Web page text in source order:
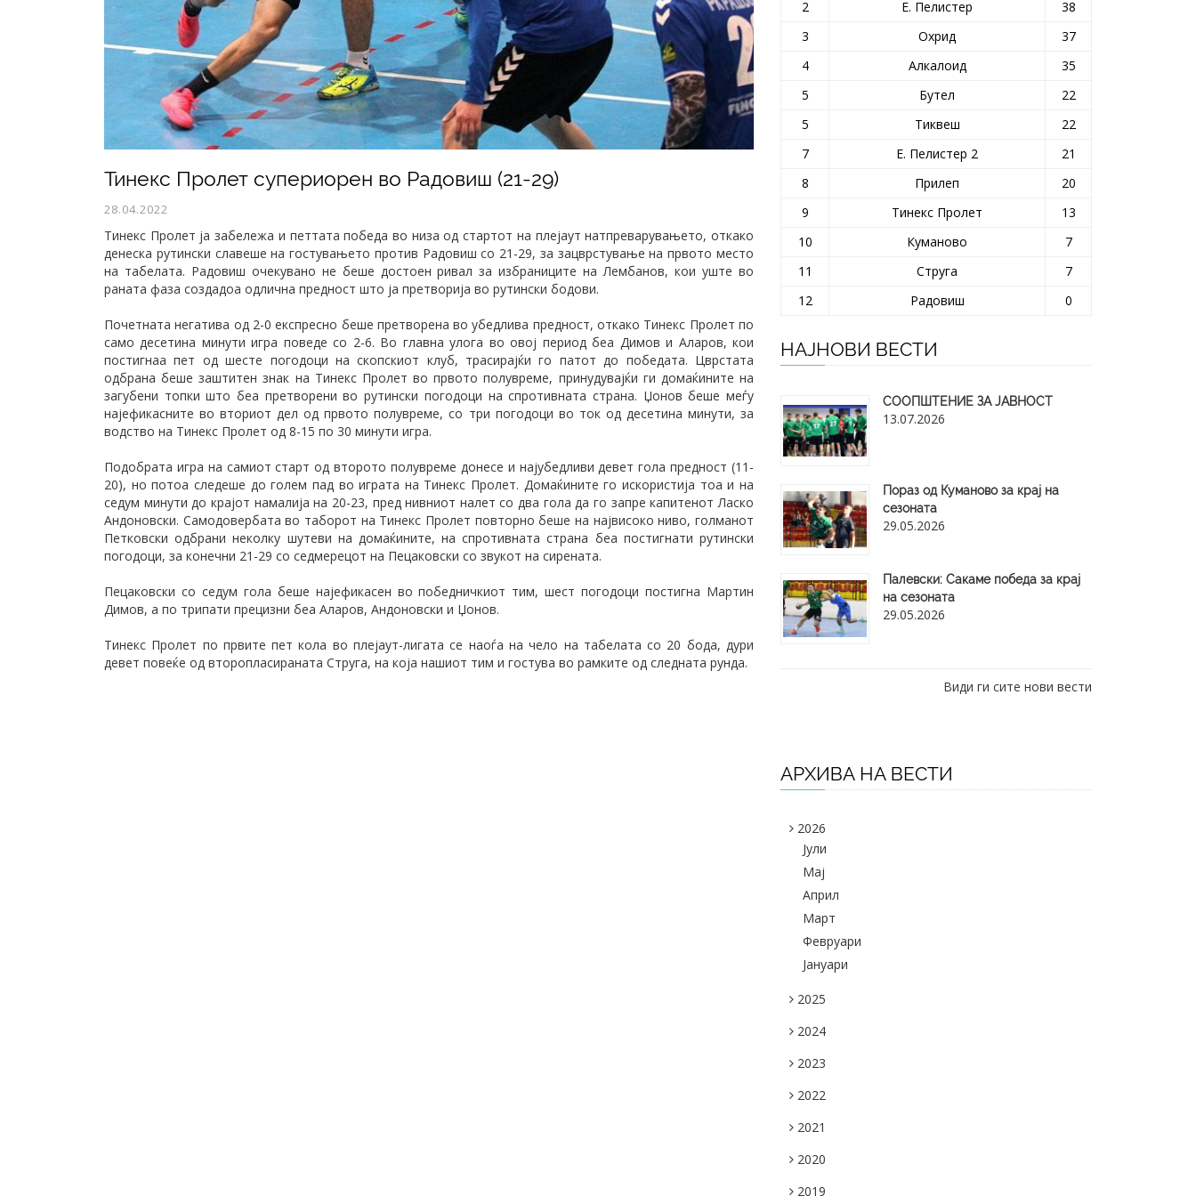
Тинекс Пролет супериорен во Радовиш (21-29)
28.04.2022
Тинекс Пролет ја забележа и петтата победа во низа од стартот на плејаут натпреварувањето, откако
денеска рутински славеше на гостувањето против Радовиш со 21-29, за зацврстување на првото место
на табелата. Радовиш очекувано не беше достоен ривал за избраниците на Лембанов, кои уште во
раната фаза создадоа одлична предност што ја претворија во рутински бодови.
Почетната негатива од 2-0 експресно беше претворена во убедлива предност, откако Тинекс Пролет по
само десетина минути игра поведе со 2-6. Во главна улога во овој период беа Димов и Аларов, кои
постигнаа пет од шесте погодоци на скопскиот клуб, трасирајќи го патот до победата. Цврстата
одбрана беше заштитен знак на Тинекс Пролет во првото полувреме, принудувајќи ги домаќините на
загубени топки што беа претворени во рутински погодоци на спротивната страна. Џонов беше меѓу
најефикасните во вториот дел од првото полувреме, со три погодоци во ток од десетина минути, за
водство на Тинекс Пролет од 8-15 по 30 минути игра.
Подобрата игра на самиот старт од второто полувреме донесе и најубедливи девет гола предност (11-
20), но потоа следеше до голем пад во играта на Тинекс Пролет. Домаќините го искористија тоа и на
седум минути до крајот намалија на 20-23, пред нивниот налет со два гола да го запре капитенот Ласко
Андоновски. Самодовербата во таборот на Тинекс Пролет повторно беше на највисоко ниво, голманот
Петковски одбрани неколку шутеви на домаќините, на спротивната страна беа постигнати рутински
погодоци, за конечни 21-29 со седмерецот на Пецаковски со звукот на сирената.
Пецаковски со седум гола беше најефикасен во победничкиот тим, шест погодоци постигна Мартин
Димов, а по трипати прецизни беа Аларов, Андоновски и Џонов.
Тинекс Пролет по првите пет кола во плејаут-лигата се наоѓа на чело на табелата со 20 бода, дури
девет повеќе од второпласираната Струга, на која нашиот тим и гостува во рамките од следната рунда.
2 Е. Пелистер
38
3
Охрид
37
4
Алкалоид
35
5
Бутел
22
5
Тиквеш
22
7
Е. Пелистер 2
21
8
Прилеп
20
9
Тинекс Пролет
13
10
Куманово
7
11
Струга
7
12
Радовиш 0
НАЈНОВИ ВЕСТИ
СООПШТЕНИЕ ЗА ЈАВНОСТ
13.07.2026
Пораз од Куманово за крај на
сезоната
29.05.2026
​Палевски: Сакаме победа за крај
на сезоната
29.05.2026
Види ги сите нови вести
АРХИВА НА ВЕСТИ
2026
Јули
Maj
Април
Март
Февруари
Јануари
2025
2024
2023
2022
2021
2020
2019